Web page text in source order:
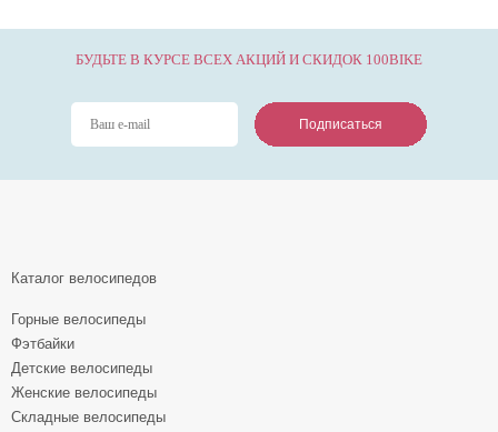
БУДЬТЕ В КУРСЕ ВСЕХ АКЦИЙ И СКИДОК 100BIKE
Подписаться
Подписаться
Подписаться
Каталог велосипедов
Горные велосипеды
Фэтбайки
Детские велосипеды
Женские велосипеды
Складные велосипеды